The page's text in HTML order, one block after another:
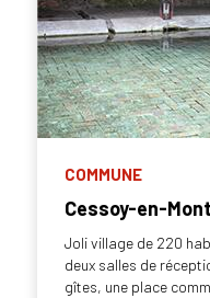
COMMUNE
Cessoy-en-
Joli village de 220
deux salles de
gîtes, une place